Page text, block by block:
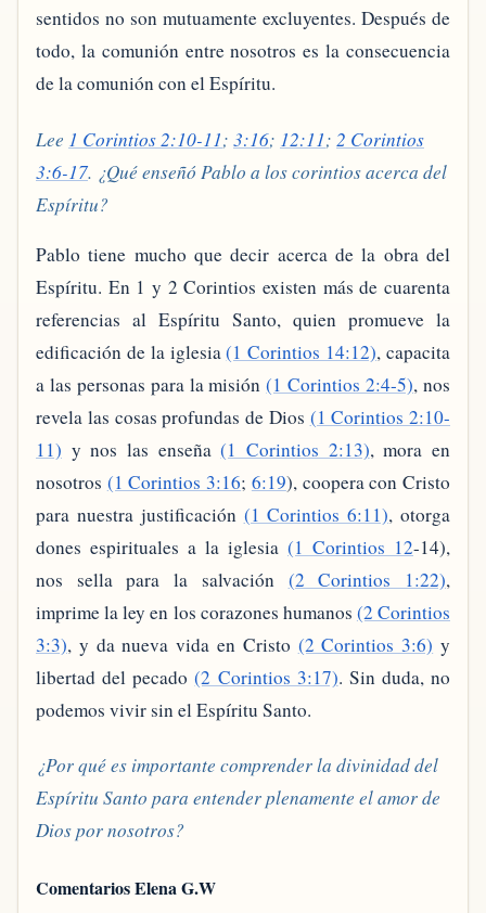
sentidos no son mutuamente excluyentes. Después de
todo, la comunión entre nosotros es la consecuencia
de la comunión con el Espíritu.
Lee 1 Corintios 2:10-11; 3:16; 12:11; 2 Corintios
3:6-17. ¿Qué enseñó Pablo a los corintios acerca del
Espíritu?
Pablo tiene mucho que decir acerca de la obra del
Espíritu. En 1 y 2 Corintios existen más de cuarenta
referencias al Espíritu Santo, quien promueve la
edificación de la iglesia(1 Corintios 14:12), capacita
a las personas para la misión(1 Corintios 2:4-5), nos
revela las cosas profundas de Dios (1 Corintios 2:10-
11) y nos las enseña(1 Corintios 2:13), mora en
nosotros (1 Corintios 3:16; 6:19), coopera con Cristo
para nuestra justificación (1 Corintios 6:11), otorga
dones espirituales a la iglesia (1 Corintios 12-14),
nos sella para la salvación (2 Corintios 1:22),
imprime la ley en los corazones humanos (2 Corintios
3:3), y da nueva vida en Cristo (2 Corintios 3:6) y
libertad del pecado(2 Corintios 3:17). Sin duda, no
podemos vivir sin el Espíritu Santo.
¿Por qué es importante comprender la divinidad del
Espíritu Santo para entender plenamente el amor de
Dios por nosotros?
Comentarios Elena G.W